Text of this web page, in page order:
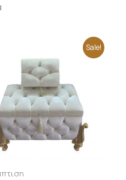
Sale!
was:
170,00€.
τρέχουσα
τιμή
είναι:
150,00€.